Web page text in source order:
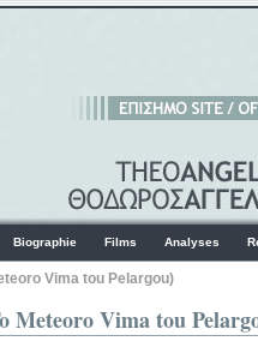
Biographie Films Analyses
Vima tou Pelargou)
Meteoro Vima tou